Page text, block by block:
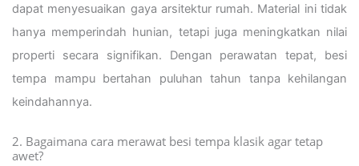
dapat menyesuaikan gaya arsitektur rumah. Material ini tidak
hanya memperindah hunian, tetapi juga meningkatkan nilai
properti secara signifikan. Dengan perawatan tepat, besi
tempa mampu bertahan puluhan tahun tanpa kehilangan
keindahannya.
2. Bagaimana cara merawat besi tempa klasik agar tetap
awet?